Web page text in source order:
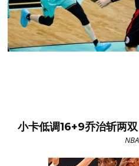
小卡低调16+9乔治斩两
NBA